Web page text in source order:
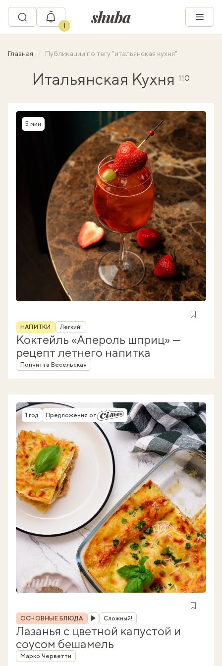
1
Главная Публикации по тегу "итальянская кухня"
Итальянская Кухня 110
Время приготовления
5 мин
Рубрика
НАПИТКИ Легкий!
Коктейль «Апероль шприц» —
рецепт летнего напитка
Автор
Пончитта Весельская
Время приготовления
1 год Предложения от
Рубрика
ОСНОВНЫЕ БЛЮДА Сложный!
Лазанья с цветной капустой и
соусом бешамель
Автор
Марко Черветти